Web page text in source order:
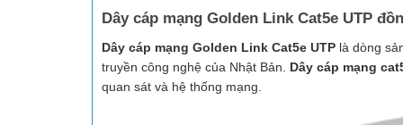
Dây cáp mạng Golden Link Cat5e UTP
Dây cáp mạng Golden Link Cat5e UTP là dòng
truyền công nghệ của Nhật Bản. Dây cáp mạng
quan sát và hệ thống mạng.